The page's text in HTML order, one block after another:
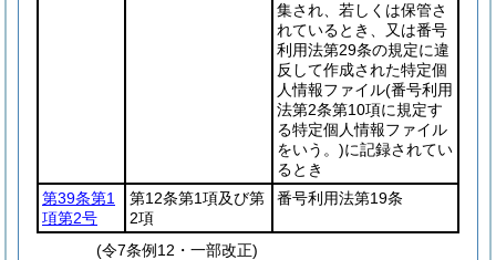
集され、若しくは保管さ
れているとき、又は番号
利用法第29条の規定に違
反して作成された特定個
人情報ファイル(番号利用
法第2条第10項に規定す
る特定個人情報ファイル
をいう。)に記録されてい
るとき
第39条第1
項第2号
第12条第1項及び第
2項
番号利用法第19条
(令7条例12・一部改正)